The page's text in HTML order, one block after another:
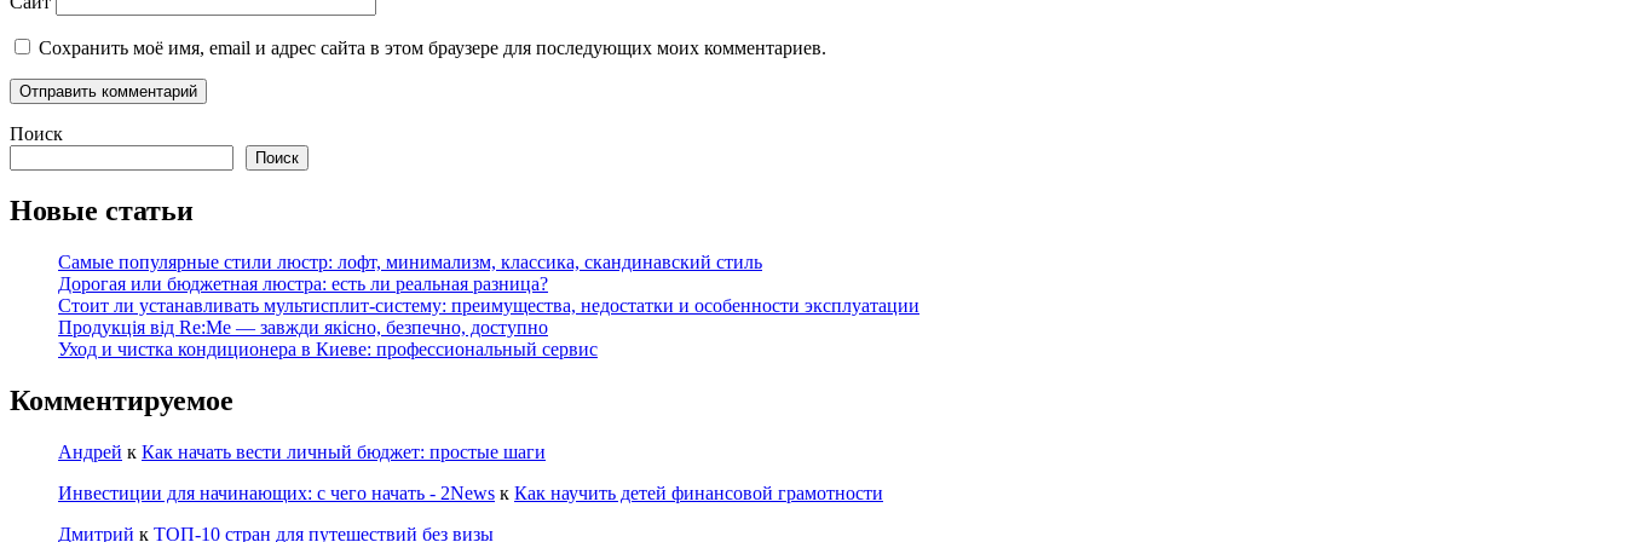
Сохранить моё имя, email и адрес сайта в этом браузере для последующих моих комментариев.
Поиск
Поиск
Новые статьи
Самые популярные стили люстр: лофт, минимализм, классика, скандинавский стиль
Дорогая или бюджетная люстра: есть ли реальная разница?
Стоит ли устанавливать мультисплит-систему: преимущества, недостатки и особенности эксплуатации
Продукція від Re:Me — завжди якісно, безпечно, доступно
Уход и чистка кондиционера в Киеве: профессиональный сервис
Комментируемое
Андрей к Как начать вести личный бюджет: простые шаги
Инвестиции для начинающих: с чего начать - 2News к Как научить детей финансовой грамотности
Дмитрий к ТОП-10 стран для путешествий без визы